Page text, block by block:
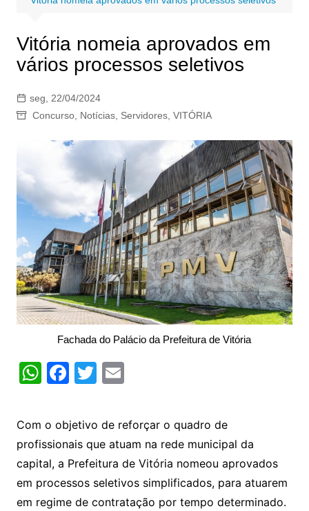
Vitória nomeia aprovados em
vários processos seletivos
seg, 22/04/2024
Concurso, Notícias, Servidores, VITÓRIA
Fachada do Palácio da Prefeitura de Vitória
W
at
s
A
p
p
F
c
e
b
o
o
T
itt
er
E
ai
l
Com o objetivo de reforçar o quadro de
profissionais que atuam na rede municipal da
capital, a Prefeitura de Vitória nomeou aprovados
em processos seletivos simplificados, para atuarem
em regime de contratação por tempo determinado.